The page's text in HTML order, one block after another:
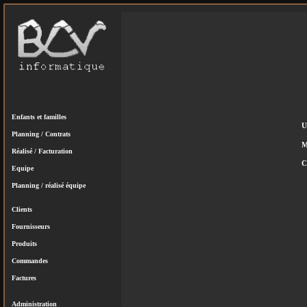
Enfants et familles
Planning / Contrats
Réalisé / Facturation
Equipe
Planning / réalisé équipe
Clients
Fournisseurs
Produits
Commandes
Factures
Administration